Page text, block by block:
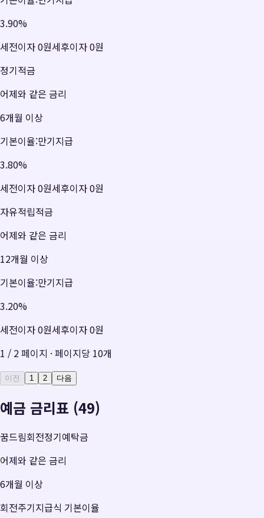
3.90%
세전이자0원세후이자0원
정기적금
어제와 같은 금리
6개월 이상
기본이율:만기지급
3.80%
세전이자0원세후이자0원
자유적립적금
어제와 같은 금리
12개월 이상
기본이율:만기지급
3.20%
세전이자0원세후이자0원
1 / 2페이지 · 페이지당 10개
이전 1 2 다음
예금 금리표 (49)
꿈드림회전정기예탁금
어제와 같은 금리
6개월 이상
회전주기지급식 기본이율